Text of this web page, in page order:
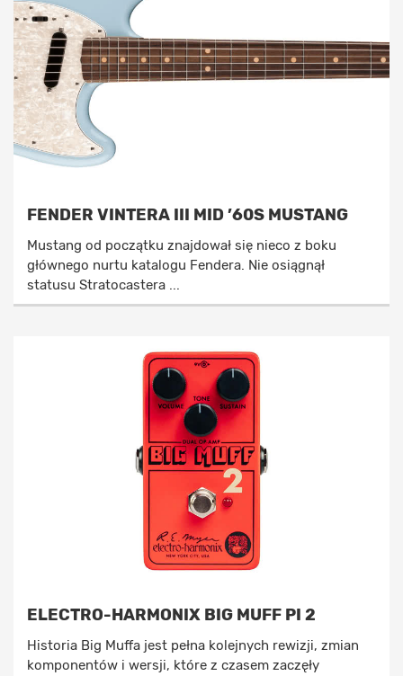
FENDER VINTERA III MID ’60S MUSTANG
Mustang od początku znajdował się nieco z boku
głównego nurtu katalogu Fendera. Nie osiągnął
statusu Stratocastera ...
ELECTRO-HARMONIX BIG MUFF PI 2
Historia Big Muffa jest pełna kolejnych rewizji, zmian
komponentów i wersji, które z czasem zaczęły